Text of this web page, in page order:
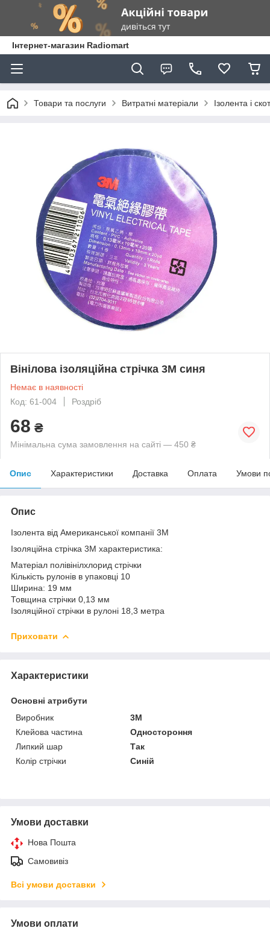
Інтернет-магазин Radiomart
Товари та послуги Витратні матеріали Ізолента і
Вінілова ізоляційна стрічка 3М синя
Немає в наявності
Код: 61-004
Роздріб
68 ₴
Мінімальна сума замовлення на сайті — 450 ₴
Опис Характеристики Доставка Оплата Умови
Опис
Ізолента від Американської компанії 3М
Ізоляційна стрічка 3M характеристика:
Матеріал полівінілхлорид стрічки
Кількість рулонів в упаковці 10
Ширина: 19 мм
Товщина стрічки 0,13 мм
Ізоляційної стрічки в рулоні 18,3 метра
Приховати
Характеристики
Основні атрибути
Виробник
3М
Клейова частина
Одностороння
Липкий шар
Так
Колір стрічки
Синій
Умови доставки
Нова Пошта
Самовивіз
Всі умови доставки
Умови оплати